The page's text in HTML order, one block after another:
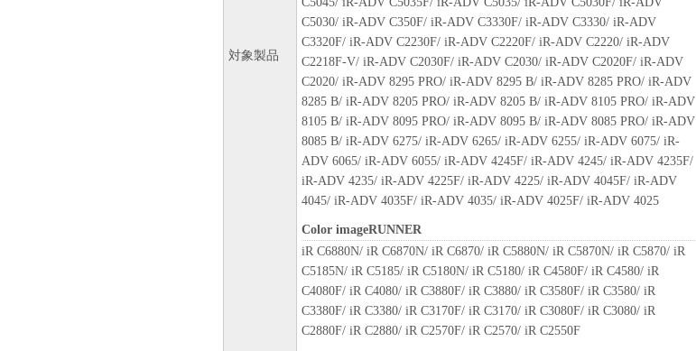
indicating your acceptance as stated below or installing the Software and remains in
effect until terminated. You may terminate this Agreement by destroying the Software
including any and all copies thereof.
This Agreement shall also terminate if you fail to comply with any terms hereof. Upon
termination of this Agreement, in addition to Canon enforcing its respective legal rights,
you must then promptly destroy the Software including any and all copies thereof.
Notwithstanding the foregoing, Sections 4, and 7 through 11 shall survive any
termination of this Agreement.
9. U.S. GOVERNMENT RESTRICTED RIGHTS NOTICE
The Software is a "commercial item," as that term is defined at 48 C.F.R. 2.101 (October
1995), consisting of "commercial computer software" and "commercial computer
software documentation," as such terms are used in 48 C.F.R. 12.212 (September 1995).
Consistent with 48 C.F.R. 12.212 and 48 C.F.R. 227.7202-1 through 227.7202-4 (June
1995), all U.S. Government End Users shall acquire the Software with only those rights
set forth herein. Manufacturer is Canon Inc./30-2, Shimomaruko 3-chome, Ohta-ku,
Tokyo 146-8501, Japan.
10. SEVERABILITY
対象製品
C5030/ iR-ADV C350F/ iR-ADV C3330F/ iR-ADV C3330/ iR-ADV
C3320F/ iR-ADV C2230F/ iR-ADV C2220F/ iR-ADV C2220/ iR-ADV
C2218F-V/ iR-ADV C2030F/ iR-ADV C2030/ iR-ADV C2020F/ iR-ADV
C2020/ iR-ADV 8295 PRO/ iR-ADV 8295 B/ iR-ADV 8285 PRO/ iR-ADV
8285 B/ iR-ADV 8205 PRO/ iR-ADV 8205 B/ iR-ADV 8105 PRO/ iR-ADV
8105 B/ iR-ADV 8095 PRO/ iR-ADV 8095 B/ iR-ADV 8085 PRO/ iR-ADV
8085 B/ iR-ADV 6275/ iR-ADV 6265/ iR-ADV 6255/ iR-ADV 6075/ iR-
ADV 6065/ iR-ADV 6055/ iR-ADV 4245F/ iR-ADV 4245/ iR-ADV 4235F/
iR-ADV 4235/ iR-ADV 4225F/ iR-ADV 4225/ iR-ADV 4045F/ iR-ADV
4045/ iR-ADV 4035F/ iR-ADV 4035/ iR-ADV 4025F/ iR-ADV 4025
Color imageRUNNER
iR C6880N/ iR C6870N/ iR C6870/ iR C5880N/ iR C5870N/ iR C5870/ iR
C5185N/ iR C5185/ iR C5180N/ iR C5180/ iR C4580F/ iR C4580/ iR
C4080F/ iR C4080/ iR C3880F/ iR C3880/ iR C3580F/ iR C3580/ iR
C3380F/ iR C3380/ iR C3170F/ iR C3170/ iR C3080F/ iR C3080/ iR
C2880F/ iR C2880/ iR C2570F/ iR C2570/ iR C2550F